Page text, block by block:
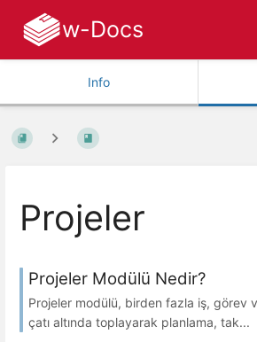
w-Docs
Info
Projeler
Projeler Modülü Nedir?
Projeler modülü, birden fazla iş, görev
çatı altında toplayarak planlama, tak...